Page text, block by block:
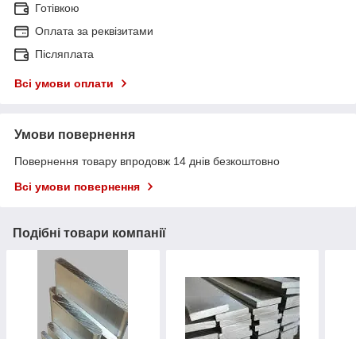
Готівкою
Оплата за реквізитами
Післяплата
Всі умови оплати
Умови повернення
Повернення товару впродовж 14 днів безкоштовно
Всі умови повернення
Подібні товари компанії